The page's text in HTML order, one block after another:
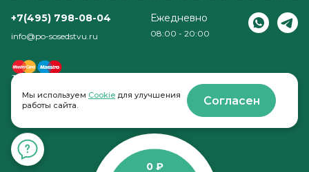
+7(495) 798-08-04
info@po-sosedstvu.ru
Ежедневно
08:00 - 20:00
© 2022-2026 . По соседству
0 ₽
Мы используем Cookie для улучшения
работы сайта.
Согласен